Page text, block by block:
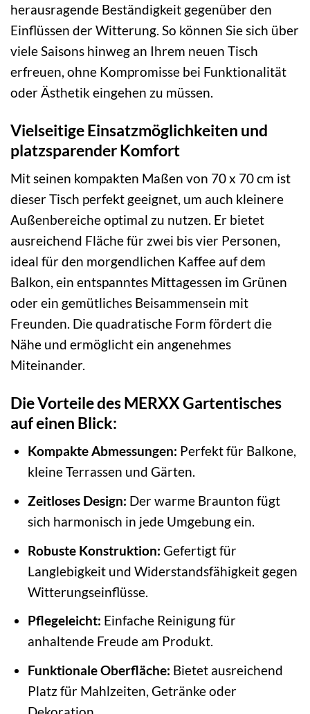
herausragende Beständigkeit gegenüber den
Einflüssen der Witterung. So können Sie sich über
viele Saisons hinweg an Ihrem neuen Tisch
erfreuen, ohne Kompromisse bei Funktionalität
oder Ästhetik eingehen zu müssen.
Vielseitige Einsatzmöglichkeiten und
platzsparender Komfort
Mit seinen kompakten Maßen von 70 x 70 cm ist
dieser Tisch perfekt geeignet, um auch kleinere
Außenbereiche optimal zu nutzen. Er bietet
ausreichend Fläche für zwei bis vier Personen,
ideal für den morgendlichen Kaffee auf dem
Balkon, ein entspanntes Mittagessen im Grünen
oder ein gemütliches Beisammensein mit
Freunden. Die quadratische Form fördert die
Nähe und ermöglicht ein angenehmes
Miteinander.
Die Vorteile des MERXX Gartentisches
auf einen Blick:
Kompakte Abmessungen: Perfekt für Balkone,
kleine Terrassen und Gärten.
Zeitloses Design: Der warme Braunton fügt
sich harmonisch in jede Umgebung ein.
Robuste Konstruktion: Gefertigt für
Langlebigkeit und Widerstandsfähigkeit gegen
Witterungseinflüsse.
Pflegeleicht: Einfache Reinigung für
anhaltende Freude am Produkt.
Funktionale Oberfläche: Bietet ausreichend
Platz für Mahlzeiten, Getränke oder